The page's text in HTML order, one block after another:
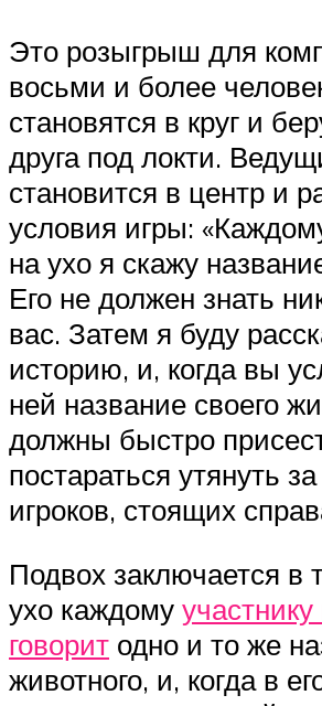
Это розыгрыш для
восьми и более
становятся в круг и
друга под локти.
становится в центр и
условия игры:
на ухо я скажу
Его не должен знать
вас. Затем я буду
историю, и, когда вы
ней название своего
должны быстро
постараться утянуть
игроков, стоящих
Подвох заключается в
ухо каждому
говорит одно и то же
животного, и, когда в